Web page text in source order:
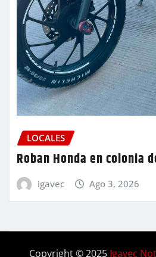
LOCALES
Roban Honda en colonia
igavec Ago 3, 2026
Copyright © 2025 Igavec